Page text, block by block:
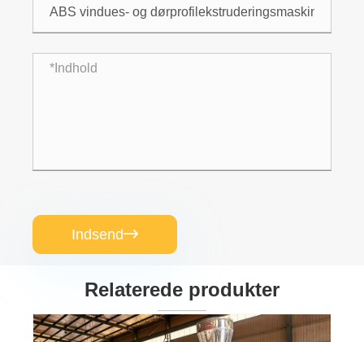
Indsend
Relaterede produkter